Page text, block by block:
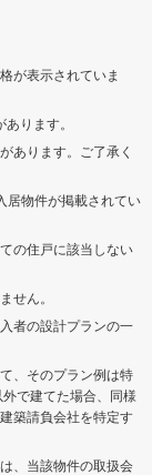
が表示されていま
ります。
あります。ご了承く
居物件が掲載されてい
の住戸に該当しない
せん。
者の設計プランの一
、そのプラン例は特
で建てた場合、同様
築請負会社を特定す
、当該物件の取扱会